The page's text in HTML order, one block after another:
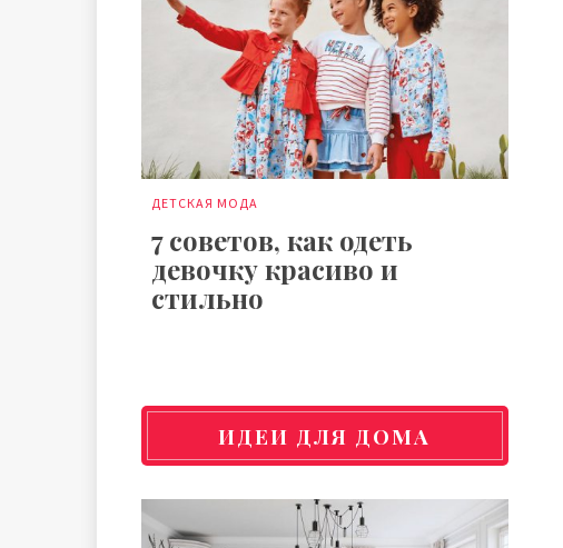
ДЕТСКАЯ МОДА
7 советов, как одеть
девочку красиво и
стильно
ИДЕИ ДЛЯ ДОМА